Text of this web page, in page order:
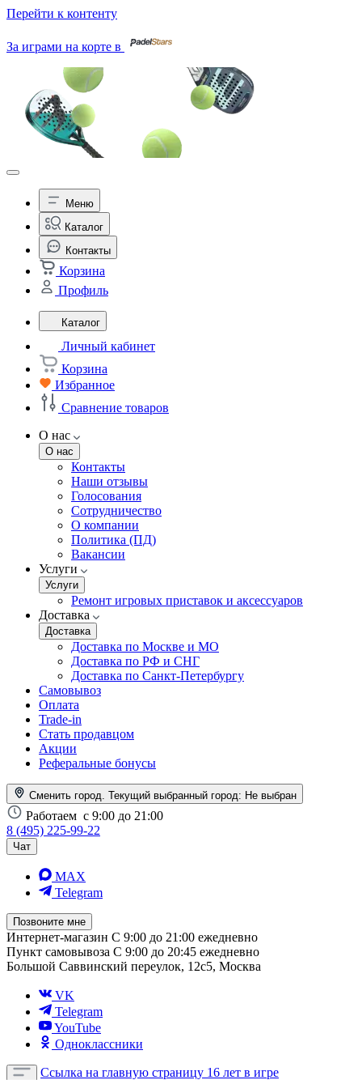
Перейти к контенту
За играми на корте в
Меню
Каталог
Контакты
Корзина
Профиль
Каталог
Личный кабинет
Корзина
Избранное
Сравнение товаров
О нас
О нас
Контакты
Наши отзывы
Голосования
Сотрудничество
О компании
Политика (ПД)
Вакансии
Услуги
Услуги
Ремонт игровых приставок и аксессуаров
Доставка
Доставка
Доставка по Москве и МО
Доставка по РФ и СНГ
Доставка по Санкт-Петербургу
Самовывоз
Оплата
Trade-in
Стать продавцом
Акции
Реферальные бонусы
Сменить город. Текущий выбранный город: Не выбран
Работаем с 9:00 до 21:00
8 (495) 225-99-22
Чат
MAX
Telegram
Позвоните мне
Интернет-магазин С 9:00 до 21:00 ежедневно
Пункт самовывоза С 9:00 до 20:45 ежедневно
Большой Саввинский переулок, 12с5, Москва
VK
Telegram
YouTube
Одноклассники
Ссылка на главную страницу 16 лет в игре